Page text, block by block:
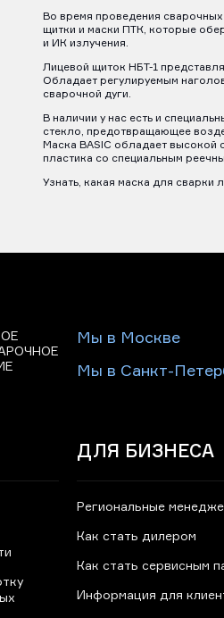
Во время проведения
щитки и маски ПТК, которые
и ИК излучения.
Лицевой щиток НБТ-1
Обладает регулируемым
сварочной дуги.
В наличии у нас есть и
стекло, предотвращающее
Маска BASIC обладает высокой
пластика со специальным
Узнать, какая маска для
Мы в Москве
Мы в Санкт-
ДЛЯ БИЗНЕСА
Региональные
Как стать дилером
Как стать сервисным
Информация для